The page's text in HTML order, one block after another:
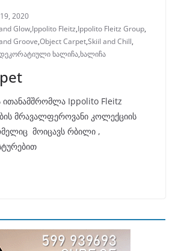
2020
Glow,Ippolito Fleitz,Ippolito Fleitz Group,
Groove,Object Carpet,Skiil and Chill,
ხალიჩა,ხალიჩა
ითანამშრომლა Ippolito Fleitz
მრავალფეროვანი კოლექციის
მოიცავს რბილი ,